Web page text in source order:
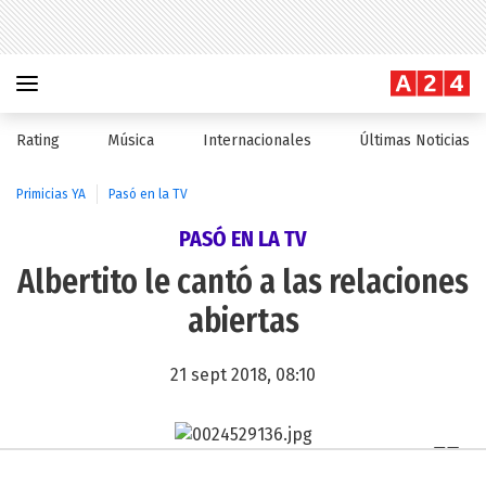
Rating Música Internacionales Últimas Noticias
Primicias YA Pasó en la TV
PASÓ EN LA TV
Albertito le cantó a las relaciones
abiertas
21 sept 2018, 08:10